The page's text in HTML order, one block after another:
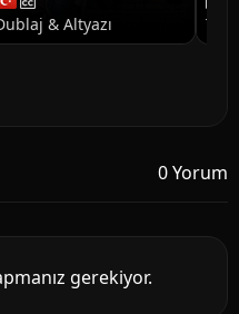
& Altyazı
0 Yorum
gerekiyor.